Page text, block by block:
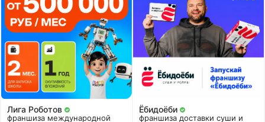
Лига Роботов
франшиза международной
Ёбидоёби
франшиза доставки суши и